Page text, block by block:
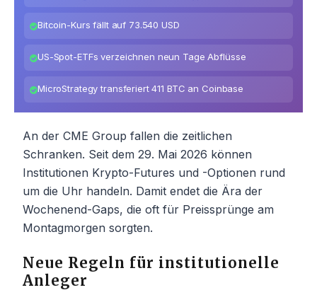
Bitcoin-Kurs fällt auf 73.540 USD
US-Spot-ETFs verzeichnen neun Tage Abflüsse
MicroStrategy transferiert 411 BTC an Coinbase
An der CME Group fallen die zeitlichen
Schranken. Seit dem 29. Mai 2026 können
Institutionen Krypto-Futures und -Optionen rund
um die Uhr handeln. Damit endet die Ära der
Wochenend-Gaps, die oft für Preissprünge am
Montagmorgen sorgten.
Neue Regeln für institutionelle
Anleger